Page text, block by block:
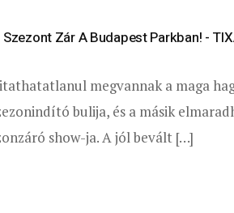
Zár A Budapest Parkban! -
megvannak a maga
bulija, és a másik
show-ja. A jól bevált […]